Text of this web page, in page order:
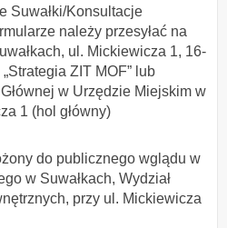
Suwałki/Konsultacje
należy przesyłać na
ul. Mickiewicza 1, 16-
ZIT MOF” lub
w Urzędzie Miejskim w
1 (hol główny)
do publicznego wglądu w
w Suwałkach, Wydział
przy ul. Mickiewicza